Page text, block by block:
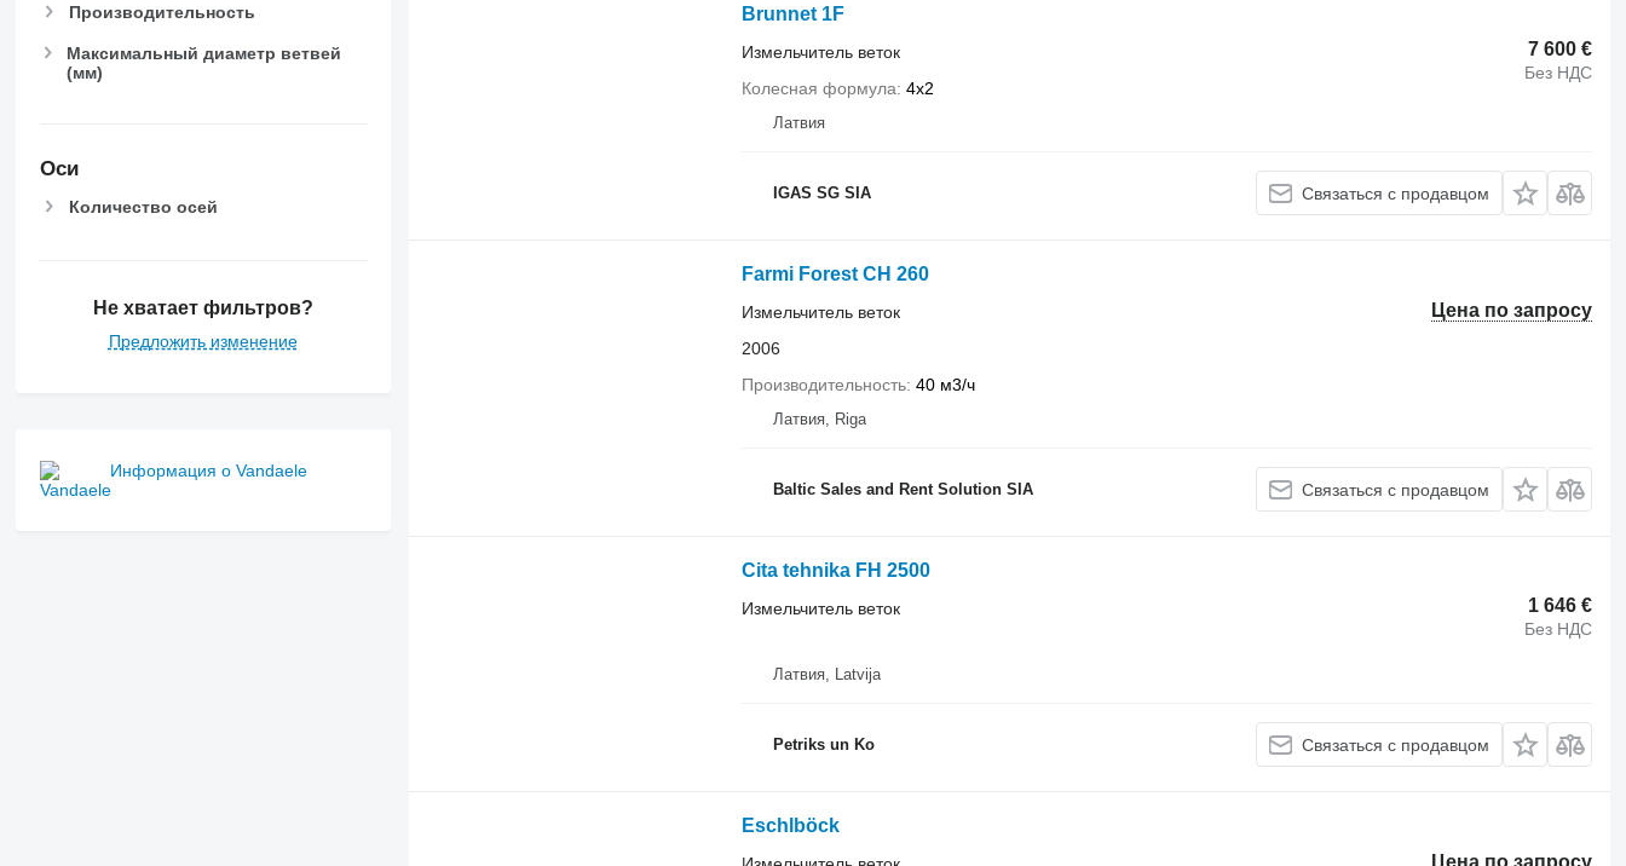
Производительность
Максимальный диаметр ветвей
(мм)
Оси
Количество осей
Не хватает фильтров?
Предложить изменение
Информация о Vandaele
Brunnet 1F
7 600 €
Без НДС
Измельчитель веток
Колесная формула 4x2
Латвия
IGAS SG SIA Связаться с продавцом
Farmi Forest CH 260
Цена по запросу
Измельчитель веток
2006
Производительность 40 м3/ч
Латвия, Riga
Baltic Sales and Rent Solution SIA Связаться с продавцом
Cita tehnika FH 2500
1 646 €
Без НДС
Измельчитель веток
Латвия, Latvija
Petriks un Ko Связаться с продавцом
Eschlböck